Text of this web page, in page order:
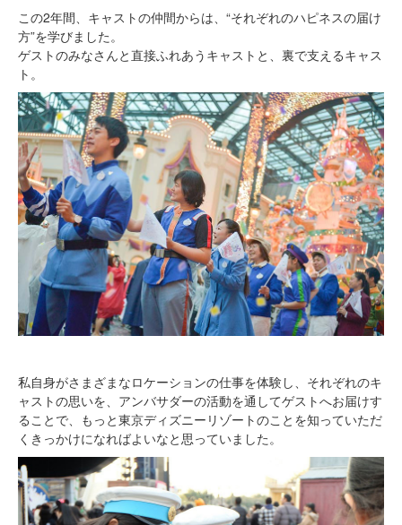
この2年間、キャストの仲間からは、“それぞれのハピネスの届け
方”を学びました。
ゲストのみなさんと直接ふれあうキャストと、裏で支えるキャス
ト。
私自身がさまざまなロケーションの仕事を体験し、それぞれのキ
ャストの思いを、アンバサダーの活動を通してゲストへお届けす
ることで、もっと東京ディズニーリゾートのことを知っていただ
くきっかけになればよいなと思っていました。